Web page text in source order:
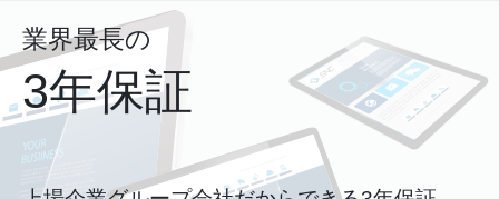
業界最長の
3年保証